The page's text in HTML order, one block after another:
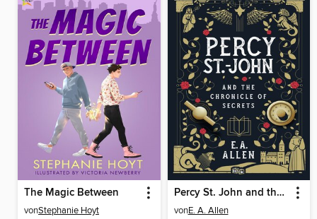
The Magic Between
vonStephanie Hoyt
Percy St. John and the Chronicle of Secrets
vonE. A. Allen